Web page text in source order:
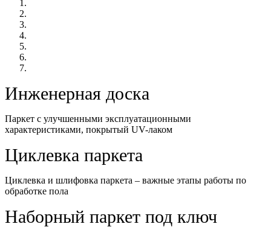
Инженерная доска
Паркет с улучшенными эксплуатационными
характеристиками, покрытый UV-лаком
Циклевка паркета
Циклевка и шлифовка паркета – важные этапы работы по
обработке пола
Наборный паркет под ключ